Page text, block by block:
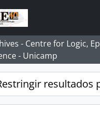
- Centre for Logic,
- Unicamp
resultados